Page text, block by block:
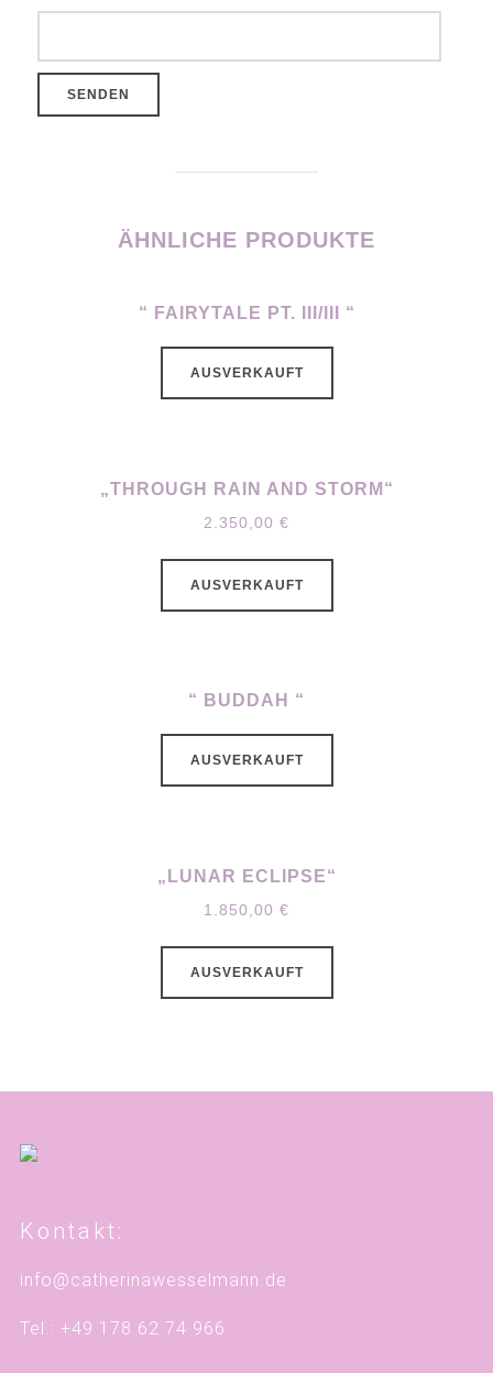
ÄHNLICHE PRODUKTE
“ FAIRYTALE PT. III/III “
AUSVERKAUFT
„THROUGH RAIN AND STORM“
2.350,00 €
AUSVERKAUFT
“ BUDDAH “
AUSVERKAUFT
„LUNAR ECLIPSE“
1.850,00 €
AUSVERKAUFT
Kontakt:
info@catherinawesselmann.de
Tel.: +49 178 62 74 966